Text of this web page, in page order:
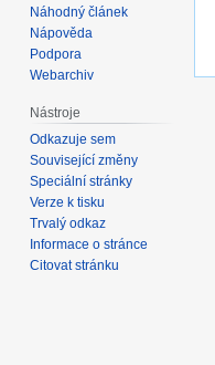
Náhodný článek
Nápověda
Podpora
Webarchiv
Nástroje
Odkazuje sem
Související změny
Speciální stránky
Verze k tisku
Trvalý odkaz
Informace o stránce
Citovat stránku